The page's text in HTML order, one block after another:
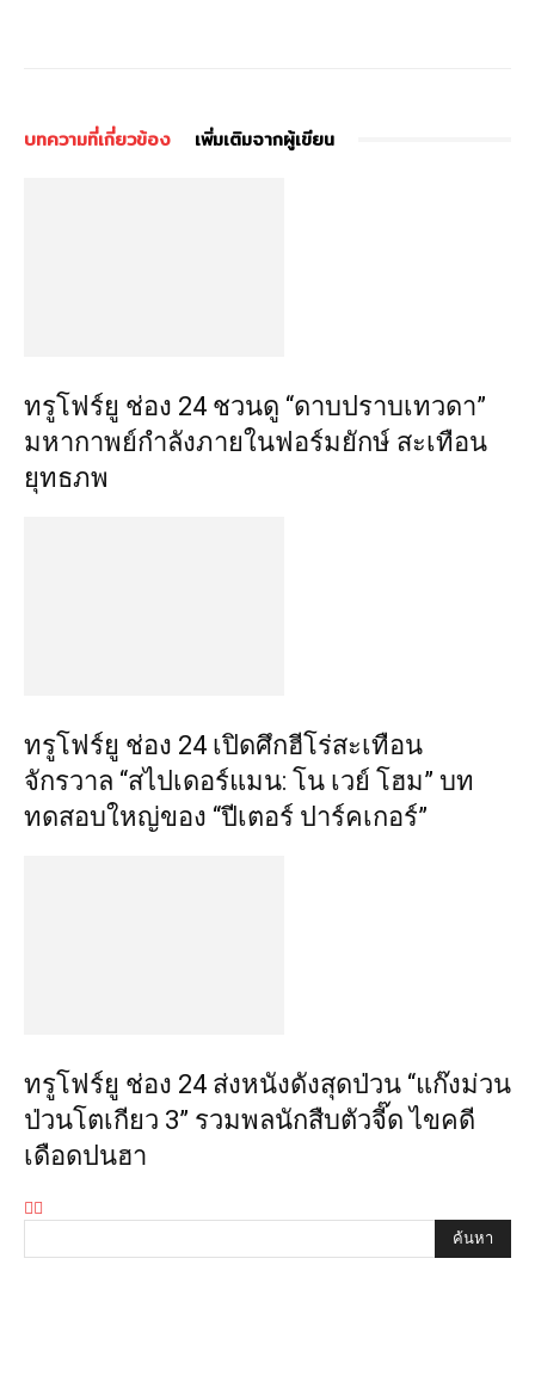
บทความที่เกี่ยวข้อง เพิ่มเติมจากผู้เขียน
ทรูโฟร์ยู ช่อง 24 ชวนดู “ดาบปราบเทวดา”
มหากาพย์กำลังภายในฟอร์มยักษ์ สะเทือน
ยุทธภพ
ทรูโฟร์ยู ช่อง 24 เปิดศึกฮีโร่สะเทือน
จักรวาล “สไปเดอร์แมน: โน เวย์ โฮม” บท
ทดสอบใหญ่ของ “ปีเตอร์ ปาร์คเกอร์”
ทรูโฟร์ยู ช่อง 24 ส่งหนังดังสุดป่วน “แก๊งม่วน
ป่วนโตเกียว 3” รวมพลนักสืบตัวจี๊ด ไขคดี
เดือดปนฮา